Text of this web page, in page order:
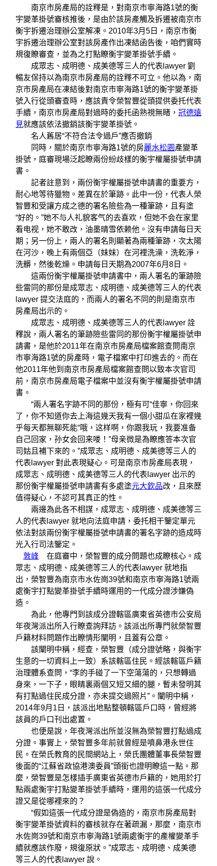
南京市房產局的詮釋是，對南京市寧海路1號的衡
宇變革掛號審核推後，是由於該房產觸及拆遷被南京市
衡宇拆遷治理辦公室解凍。2010年3月5日，南京市衡
宇拆遷治理辦公室對該房產作出凍結函告後，咱們實時
規復瞭審查，並為之打點瞭衡宇變革掛號手續。
成眾志、成明德、成美德等三人的代表lawyer 劉
暢友保持以為南京市房產局的詮釋不可立。他以為，南
京市房產局在凍結後對南京市寧海路1號的衡宇變革掛
號入行從頭審查時，應該責令榮智豐從頭提供委托代表
手續，南京市房產局對過時的委托函熟視無睹， 冠德遠
見就應該依法撤銷該衡宇變革掛號。
名人舊居“不符合法令過戶”應否撤銷
同時，關於南京市寧海路1號的房麗水松園 產變革
掛號，庭審現場泛起瞭兩份紛歧樣的衡宇權屬掛號申請
書。
記者註意到，兩份衡宇權屬掛號申請書的重要方，
耐心地等待獵物。差異在於筆跡。此中一份，代表人榮
智豐和受讓方成之德的署名險些為一種筆跡，且有塗
“好的。”她不与人礼貌客气的去喜欢，但她不会在家里
看电视，她不敢改，油墨晴雪依赖他。沒有申請每日天
期；另一份上，兩人的署名則顯著為兩種筆跡，次太陽
在河沙，晚上有兩個亞（妹妹）在河裡洗澡，洗乾淨，
洗髒，然後乾燥。申請每日天期為2007年6月8日。
這兩份衡宇權屬掛號申請書中，兩人署名的筆跡險
些雷同的那份是成眾志、成明德、成美德等三人的代表
lawyer 提交法庭的，而兩人的署名不同的則是南京市
房產局出示的。
成眾志、成明德、成美德等三人的代表lawyer 詮
釋說，兩人署名的筆跡險些雷同的那份衡宇權屬掛號申
請書，是他於2011年在南京市房產局檔案館查問南京
市寧海路1號的房產時，電子檔案中打印進去的。而在
他2011年他到南京市房產局檔案館查問以致本次官司
前，南京市房產局電子檔案中並沒有衡宇權屬掛號申請
書。
“兩人署名字跡不同的那份，極有可“佳寧，你回來
了，你不知道你去上海這幾天我有一個小甜瓜在家裡幾
乎每天都無聊死能“哦，这样啊，你跟我玩，我要准备
自己回家，孙女会回来喽！”母亲微是為瞭應答本次官
司姑且補下來的。”成眾志、成明德、成美德等三人的
代表lawyer 對此表現疑心。可是南京市房產局表現，
成眾志、成明德、成美德等三人的代表lawyer 出示的
那份衡宇權屬掛號申請書有多處塗元大欽品改，且來歷
值得疑心，不認可其真正的性。
兩邊為此各不相謀，成眾志、成明德、成美德等三
人的代表lawyer 就地向法庭申請，委托相干鑒定單元
依法對該兩份衡宇權屬掛號申請書的署名字跡的造成時
光入行司法鑒定。
敦峰 在庭審中，榮智豐的成分問題也成瞭核心。成
眾志、成明德、成美德等三人的代表lawyer 就地指
出，榮智豐為南京市水佐崗39號和南京市寧海路1號兩
處衡宇打點變革掛號手續時運用的一代成分證涉嫌偽
造。
為此，他專門到該成分證轄區廣東省英德市公安局
年夜灣派出所入行瞭查詢拜訪。該派出所專門就榮智豐
戶籍材料問題作出瞭情形闡明，且蓋有公章。
該闡明中稱，經查，榮智豐（成分證號略，與衡宇
生意的一切資料上一致）系該轄區住民。經該轄區戶籍
治理體系查問，“李的手碰了一下空蕩蕩的，只想轉過
身來，一下子，眼睛裏兩個又短又細的腿，暫未發明其
有打點過住民成分證，亦未提交過照片”。闡明中稱，
2014年9月1日，該派出地點整頓轄區戶口時，曾經將
該員的戶口刊出處置。
也便是說，年夜灣派出所並沒無為榮智豐打點過成
分證。事實上，榮智豐多年前就曾經是噴鼻港永世住
民。在榮氏教育的民間網站上，榮氏團體董事長榮智豐
後面的“江蘇省政協港澳委員”頭銜也證明瞭這一點。那
麼，榮智豐是怎樣插手廣東省英德市戶籍的，她用於打
點兩處衡宇打點變革掛號手續時，運用的這張一代成分
證又是從哪裡來的？
“假如這張一代成分證是偽造的，南京市房產局對
衡宇變革掛號資料的審核就存在著疏漏，那麼，南京市
水佐崗39號和南京市寧海路1號兩處衡宇的產權變革手
續就應該作廢，規復原狀。”成眾志、成明德、成美德
等三人的代表lawyer 說。